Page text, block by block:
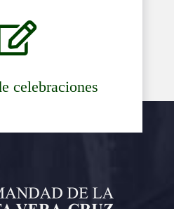
celebraciones